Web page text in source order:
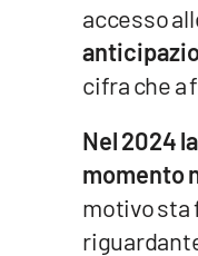
Buona Sanità Calabria
Destinazioni
accesso
cifra che a
Nel 2024
momento
motivo sta